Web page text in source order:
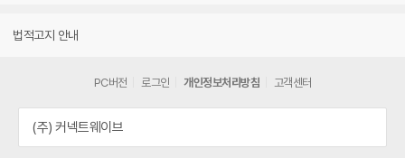
법적고지 안내
PC버전 로그인 개인정보처리방침 고객센터
(주) 커넥트웨이브